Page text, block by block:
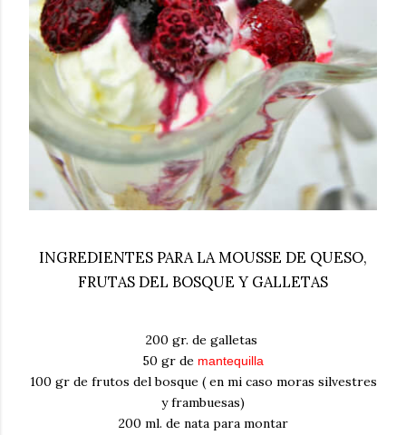
INGREDIENTES PARA LA MOUSSE DE QUESO,
FRUTAS DEL BOSQUE Y GALLETAS
200 gr. de galletas
50 gr de mantequilla
100 gr de frutos del bosque ( en mi caso moras silvestres
y frambuesas)
200 ml. de nata para montar